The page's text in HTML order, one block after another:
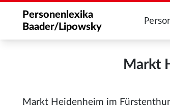
Personenlexika
Baader/Lipowsky
Markt
Markt Heidenheim im